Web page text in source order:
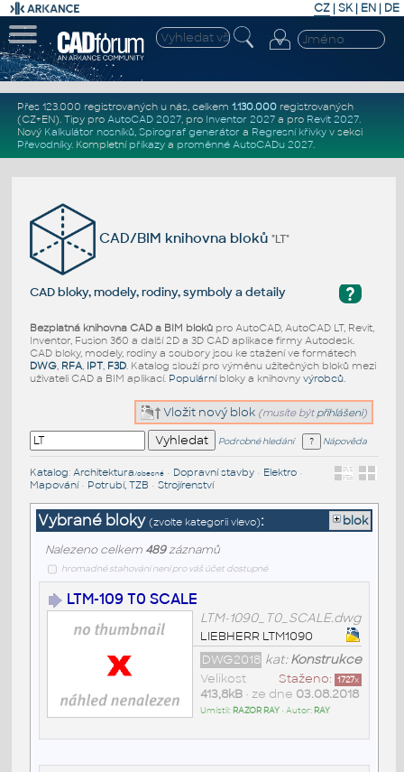
CZ | SK| EN | DE
Přes 123.000 registrovaných u nás, celkem 1.130.000registrovaných
(CZ+EN). Tipy pro AutoCAD 2027, pro Inventor 2027a pro Revit 2027.
Nový Kalkulátor nosníků, Spirograf generátor a Regresní křivkyv sekci
Převodníky. Kompletní příkazya proměnné AutoCADu 2027.
CAD/BIM knihovna bloků"LT"
?
CAD bloky, modely, rodiny, symboly a detaily
Bezplatná knihovna CAD a BIM blokůpro AutoCAD, AutoCAD LT, Revit,
Inventor, Fusion 360 a další 2D a 3D CAD aplikace firmy Autodesk.
CAD bloky, modely, rodiny a soubory jsou ke stažení ve formátech
DWG, RFA, IPT, F3D. Katalog slouží pro výměnu užitečných bloků mezi
uživateli CAD a BIM aplikací. Populárníbloky a knihovny výrobců.
Vložit nový blok (musíte být přihlášeni)
Podrobné hledání Nápověda
Katalog: Architektura/obecné• Dopravní stavby• Elektro•
Mapování• Potrubí, TZB • Strojírenství
Vybrané bloky (zvolte kategorii vlevo): blok
Nalezeno celkem 489záznamů
hromadné stahování není pro váš účet dostupné
LTM-109 T0 SCALE
LTM-1090_T0_SCALE.dwg
LIEBHERR LTM1090
kat:Konstrukce
DWG2018
Staženo: 1727x
Velikost
413,8kB• ze dne 03.08.2018
Umístil: RAZOR RAY• Autor: RAY